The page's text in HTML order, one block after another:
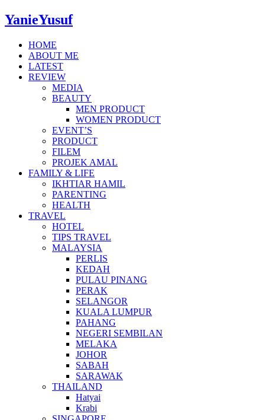
YanieYusuf
HOME
ABOUT ME
LATEST
REVIEW
MEDIA
BEAUTY
MEN PRODUCT
WOMEN PRODUCT
EVENT’S
PRODUCT
FILEM
PROJEK AMAL
FAMILY & LIFE
IKHTIAR HAMIL
PARENTING
HEALTH
TRAVEL
HOTEL
TIPS TRAVEL
MALAYSIA
PERLIS
KEDAH
PULAU PINANG
PERAK
SELANGOR
KUALA LUMPUR
PAHANG
NEGERI SEMBILAN
MELAKA
JOHOR
SABAH
SARAWAK
THAILAND
Hatyai
Krabi